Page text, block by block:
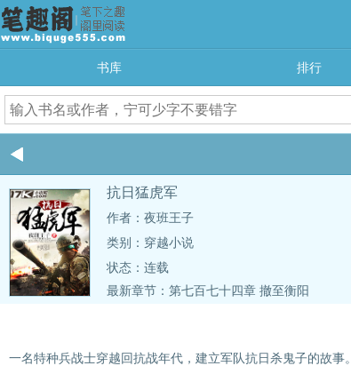
书库 排行
抗日猛虎军
作者：夜班王子
类别：穿越小说
状态：连载
最新章节： 第七百七十四章 撤至衡阳
一名特种兵战士穿越回抗战年代，建立军队抗日杀鬼子的故事。